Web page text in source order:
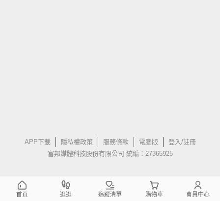
APP下載 隱私權政策 服務條款 電腦版
登入/註冊
富邦媒體科技股份有限公司 統編：27365925
首頁 逛逛 追蹤清單 購物車 會員中心